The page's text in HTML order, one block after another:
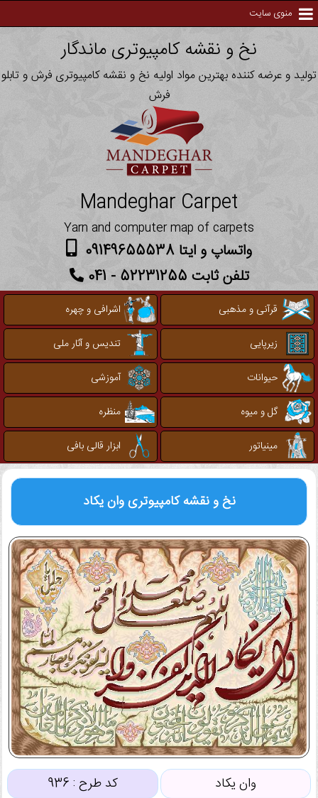
منوی سایت
نخ و نقشه کامپیوتری ماندگار
تولید و عرضه کننده بهترین مواد اولیه نخ و نقشه کامپیوتری فرش و تابلو
فرش
Mandeghar Carpet
Yarn and computer map of carpets
واتساپ و ایتا 09149655538
تلفن ثابت 52231255 - 041
قرآنی و مذهبی
اشرافی و چهره
زیرپایی
تندیس و آثار ملی
حیوانات
آموزشی
گل و میوه
منظره
مینیاتور
ابزار قالی بافی
نخ و نقشه کامپیوتریوان یکاد
وان یکاد کد طرح : 936